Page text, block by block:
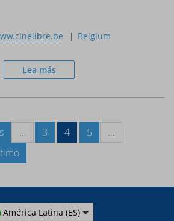
Belgium
Lea más
… 3 4 5
…
América Latina (ES)